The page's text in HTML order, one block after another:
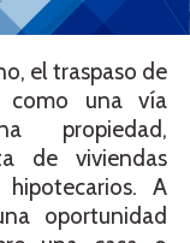
el traspaso de
como una vía
propiedad,
de viviendas
A
oportunidad